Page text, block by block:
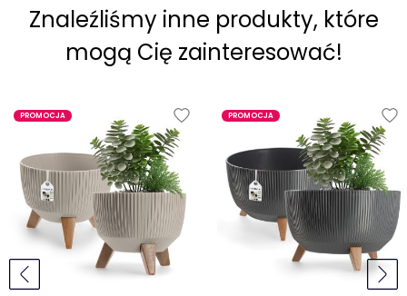
Znaleźliśmy inne produkty, które
mogą Cię zainteresować!
PROMOCJA PROMOCJA